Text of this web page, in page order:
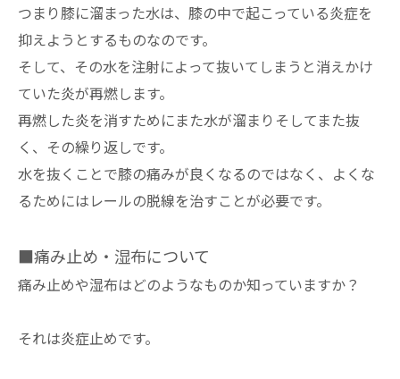
つまり膝に溜まった水は、膝の中で起こっている炎症を
抑えようとするものなのです。
そして、その水を注射によって抜いてしまうと消えかけ
ていた炎が再燃します。
再燃した炎を消すためにまた水が溜まりそしてまた抜
く、その繰り返しです。
水を抜くことで膝の痛みが良くなるのではなく、よくな
るためにはレールの脱線を治すことが必要です。
■痛み止め・湿布について
痛み止めや湿布はどのようなものか知っていますか？
それは炎症止めです。